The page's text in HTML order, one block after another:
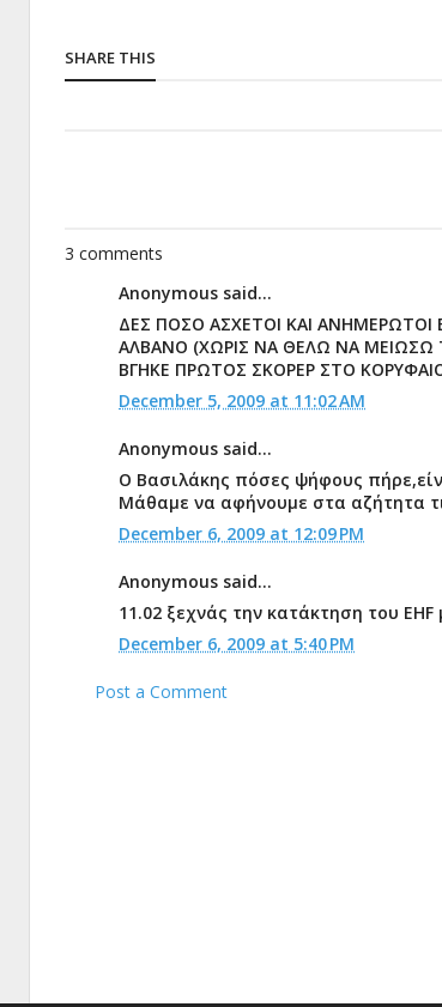
SHARE THIS
3 comments
Anonymous said...
ΔΕΣ ΠΟΣΟ ΑΣΧΕΤΟΙ ΚΑΙ
ΑΛΒΑΝΟ (ΧΩΡΙΣ ΝΑ ΘΕΛΩ ΝΑ ΜΕΙΩΣΩ
ΒΓΗΚΕ ΠΡΩΤΟΣ ΣΚΟΡΕΡ ΣΤΟ
December 5, 2009 at 11:02 AM
Anonymous said...
Ο Βασιλάκης πόσες ψήφους
Μάθαμε να αφήνουμε στα αζήτητα
December 6, 2009 at 12:09 PM
Anonymous said...
11.02 ξεχνάς την κατάκτηση του
December 6, 2009 at 5:40 PM
Post a Comment